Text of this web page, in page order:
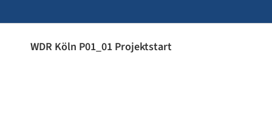
WDR Köln P01_01 Projektstart